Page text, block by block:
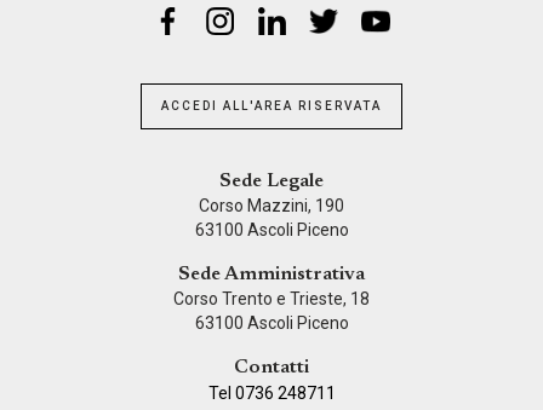
ACCEDI ALL'AREA RISERVATA
Sede Legale
Corso Mazzini, 190
63100 Ascoli Piceno
Sede Amministrativa
Corso Trento e Trieste, 18
63100 Ascoli Piceno
Contatti
Tel 0736 248711